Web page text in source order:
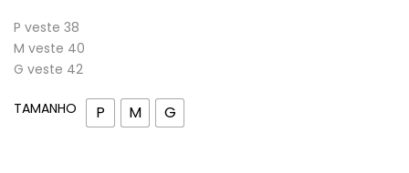
P veste 38
M veste 40
G veste 42
TAMANHO P M G